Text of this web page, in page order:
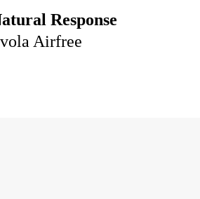
Response
Airfree